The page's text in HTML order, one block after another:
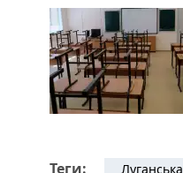
Теги: Луганська